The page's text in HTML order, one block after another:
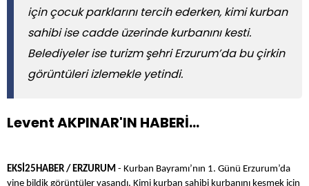
için çocuk parklarını tercih ederken, kimi kurban
sahibi ise cadde üzerinde kurbanını kesti.
Belediyeler ise turizm şehri Erzurum’da bu çirkin
görüntüleri izlemekle yetindi.
Levent AKPINAR'IN HABERİ...
EKSİ25HABER / ERZURUM - Kurban Bayramı’nın 1. Günü Erzurum’da
yine bildik görüntüler yaşandı. Kimi kurban sahibi kurbanını kesmek için